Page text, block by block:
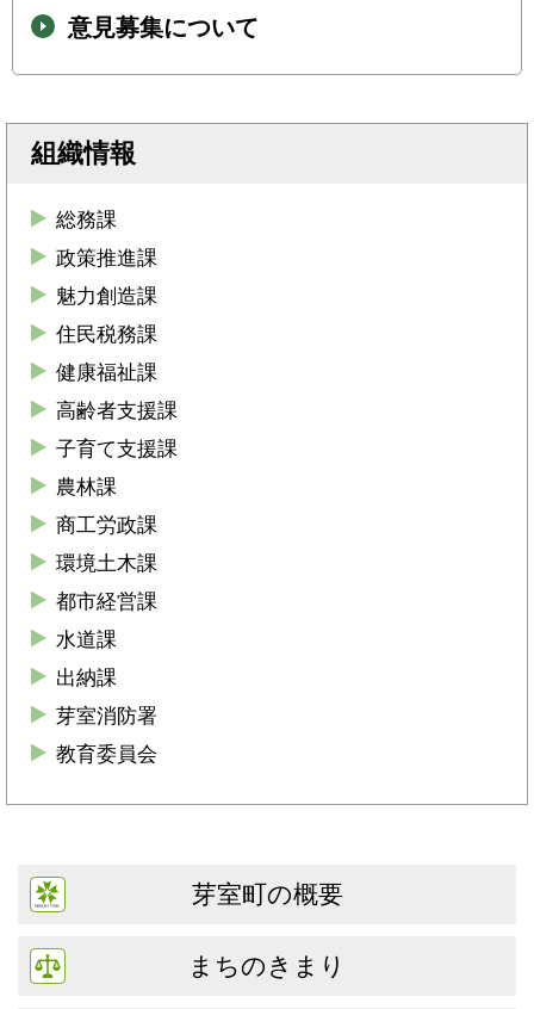
意見募集について
組織情報
総務課
政策推進課
魅力創造課
住民税務課
健康福祉課
高齢者支援課
子育て支援課
農林課
商工労政課
環境土木課
都市経営課
水道課
出納課
芽室消防署
教育委員会
芽室町の概要
まちのきまり